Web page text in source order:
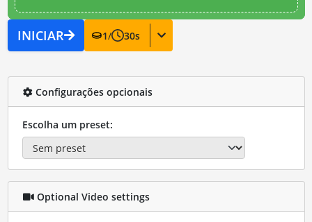
INICIAR 1/ 30s
Configurações opcionais
Escolha um preset:
Optional Video settings